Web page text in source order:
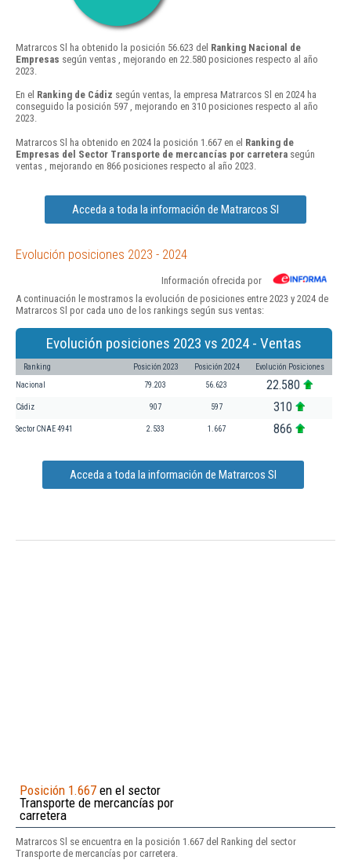
Matrarcos Sl ha obtenido la posición 56.623 del Ranking Nacional de
Empresas según ventas , mejorando en 22.580 posiciones respecto al año
2023.
En el Ranking de Cádiz según ventas, la empresa Matrarcos Sl en 2024 ha
conseguido la posición 597 , mejorando en 310 posiciones respecto al año
2023.
Matrarcos Sl ha obtenido en 2024 la posición 1.667 en el Ranking de
Empresas del Sector Transporte de mercancías por carretera según
ventas , mejorando en 866 posiciones respecto al año 2023.
Acceda a toda la información de Matrarcos Sl
Evolución posiciones 2023 - 2024
Información ofrecida por
A continuación le mostramos la evolución de posiciones entre 2023 y 2024 de
Matrarcos Sl por cada uno de los rankings según sus ventas:
Evolución posiciones 2023 vs 2024 - Ventas
Ranking Posición 2023 Posición 2024 Evolución Posiciones
Nacional 79.203 56.623 22.580
Cádiz 907 597 310
Sector CNAE 4941 2.533 1.667 866
Acceda a toda la información de Matrarcos Sl
Posición 1.667 en el sector
Transporte de mercancías por
carretera
Matrarcos Sl se encuentra en la posición 1.667 del Ranking del sector
Transporte de mercancías por carretera.